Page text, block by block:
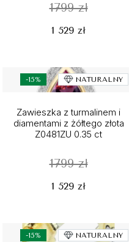
1799 zł
1 529 zł
-15% NATURALNY
Zawieszka z turmalinem i
diamentami z żółtego złota
Z0481ZU 0.35 ct
1799 zł
1 529 zł
-15% NATURALNY